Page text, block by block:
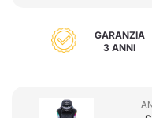
GARANZIA
3 ANNI